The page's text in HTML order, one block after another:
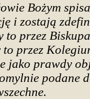
Bożym
i zostają
to przez
przez
jako prawdy
podane